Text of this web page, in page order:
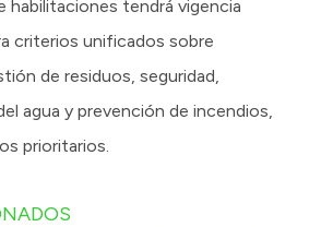
habilitaciones tendrá vigencia
criterios unificados sobre
de residuos, seguridad,
agua y prevención de incendios,
prioritarios.